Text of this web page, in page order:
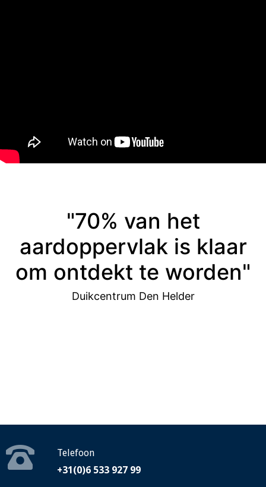
"70% van het
aardoppervlak is klaar
om ontdekt te worden"
Duikcentrum Den Helder
Telefoon
+31(0)6 533 927 99